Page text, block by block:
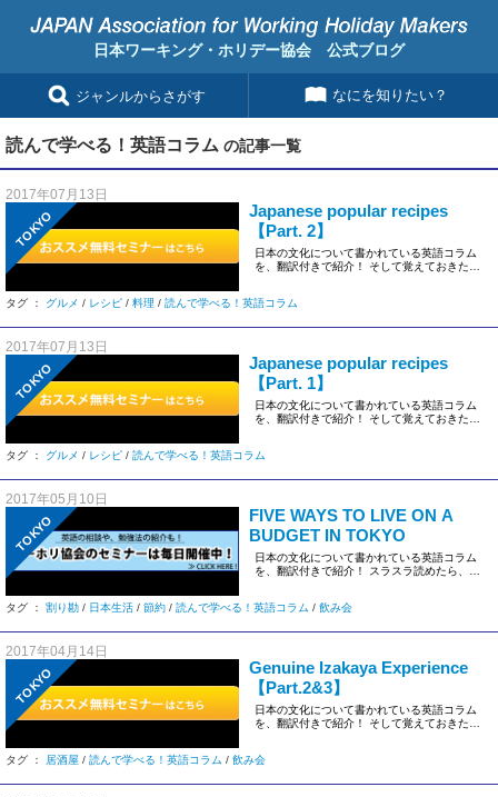
日本ワーキング・ホリデー協会 公式ブログ
ジャンルからさがす なにを知りたい？
読んで学べる！英語コラム の記事一覧
2017年07月13日
TOKYO
Japanese popular recipes
【Part. 2】
日本の文化について書かれている英語コラム
を、翻訳付きで紹介！ そして覚えておきたい
タグ ： グルメ / レシピ / 料理 / 読んで学べる！英語コラム
2017年07月13日
TOKYO
Japanese popular recipes
【Part. 1】
日本の文化について書かれている英語コラム
を、翻訳付きで紹介！ そして覚えておきたい
タグ ： グルメ / レシピ / 読んで学べる！英語コラム
2017年05月10日
TOKYO
FIVE WAYS TO LIVE ON A
BUDGET IN TOKYO
日本の文化について書かれている英語コラム
を、翻訳付きで紹介！ スラスラ読めたら、
タグ ： 割り勘 / 日本生活 / 節約 / 読んで学べる！英語コラム / 飲み会
2017年04月14日
TOKYO
Genuine Izakaya Experience
【Part.2&3】
日本の文化について書かれている英語コラム
を、翻訳付きで紹介！ そして覚えておきたい
タグ ： 居酒屋 / 読んで学べる！英語コラム / 飲み会